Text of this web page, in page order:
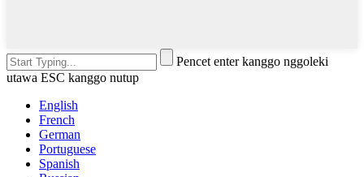
Pencet enter kanggo nggoleki
utawa ESC kanggo nutup
English
French
German
Portuguese
Spanish